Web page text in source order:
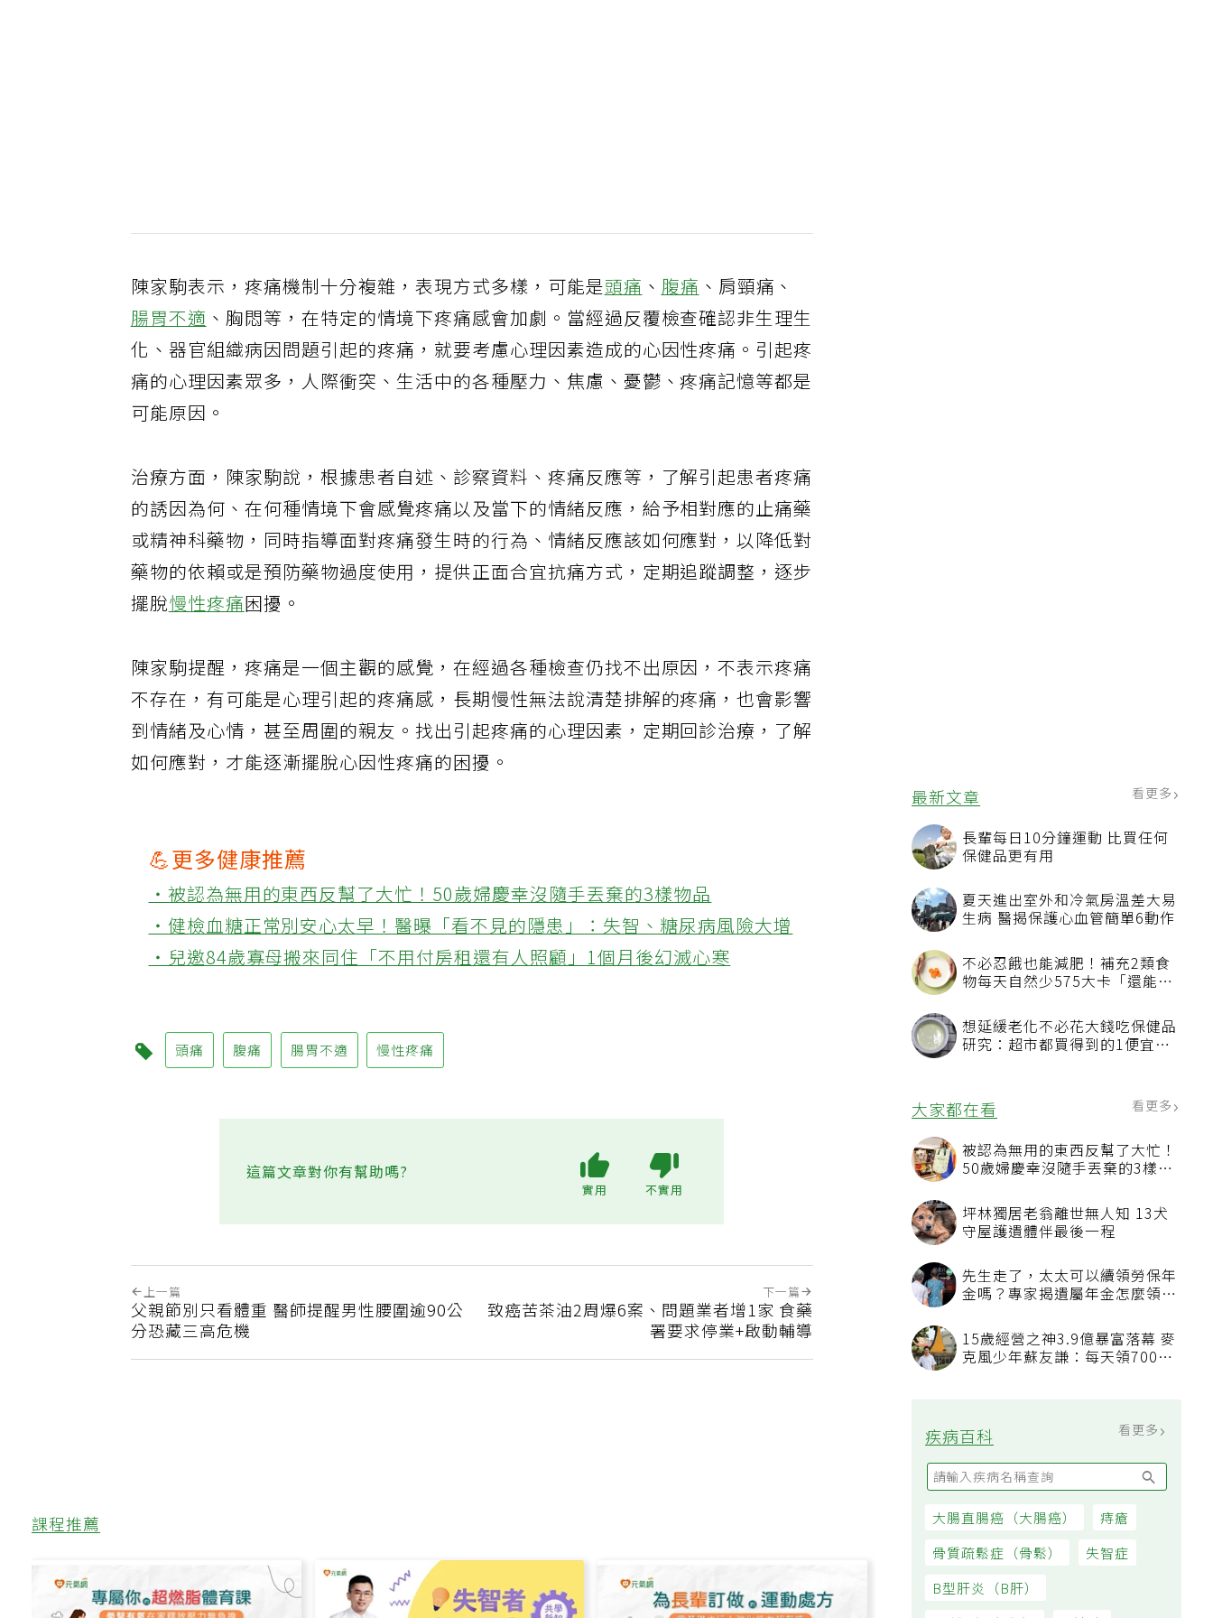
最新文章 看更多
長輩每日10分鐘運動 比買任何
保健品更有用
夏天進出室外和冷氣房溫差大易
生病 醫揭保護心血管簡單6動作
不必忍餓也能減肥！補充2類食
物每天自然少575大卡「還能吃
想延緩老化不必花大錢吃保健品
研究：超市都買得到的1便宜食
大家都在看
被認為無用的東西反幫了大忙！
50歲婦慶幸沒隨手丟棄的3樣物
坪林獨居老翁離世無人知 13犬
守屋護遺體伴最後一程
先生走了，太太可以續領勞保年
看順位還要看資格
15歲經營之神3.9億暴富落幕 麥
疾病百科
陳家駒表示，疼痛機制十分複雜，表現方式多樣，可能是頭痛 、腹痛 、肩頸痛、
腸胃不適 、胸悶等，在特定的情境下疼痛感會加劇。當經過反覆檢查確認非生理生
化、器官組織病因問題引起的疼痛，就要考慮心理因素造成的心因性疼痛。引起疼
痛的心理因素眾多，人際衝突、生活中的各種壓力、焦慮、憂鬱、疼痛記憶等都是
可能原因。
治療方面，陳家駒說，根據患者自述、診察資料、疼痛反應等，了解引起患者疼痛
的誘因為何、在何種情境下會感覺疼痛以及當下的情緒反應，給予相對應的止痛藥
或精神科藥物，同時指導面對疼痛發生時的行為、情緒反應該如何應對，以降低對
藥物的依賴或是預防藥物過度使用，提供正面合宜抗痛方式，定期追蹤調整，逐步
擺脫慢性疼痛困擾。
陳家駒提醒，疼痛是一個主觀的感覺，在經過各種檢查仍找不出原因，不表示疼痛
不存在，有可能是心理引起的疼痛感，長期慢性無法說清楚排解的疼痛，也會影響
到情緒及心情，甚至周圍的親友。找出引起疼痛的心理因素，定期回診治療，了解
如何應對，才能逐漸擺脫心因性疼痛的困擾。
💪更多健康推薦
‧被認為無用的東西反幫了大忙！50歲婦慶幸沒隨手丟棄的3樣物品
‧健檢血糖正常別安心太早！醫曝「看不見的隱患」：失智、糖尿病風險大增
‧兒邀84歲寡母搬來同住「不用付房租還有人照顧」1個月後幻滅心寒
頭痛 腹痛 腸胃不適 慢性疼痛
這篇文章對你有幫助嗎?
上一篇
父親節別只看體重 醫師提醒男性腰圍逾90公
分恐藏三高危機
下一篇
致癌苦茶油2周爆6案、問題業者增1家 食藥
署要求停業+啟動輔導
課程推薦